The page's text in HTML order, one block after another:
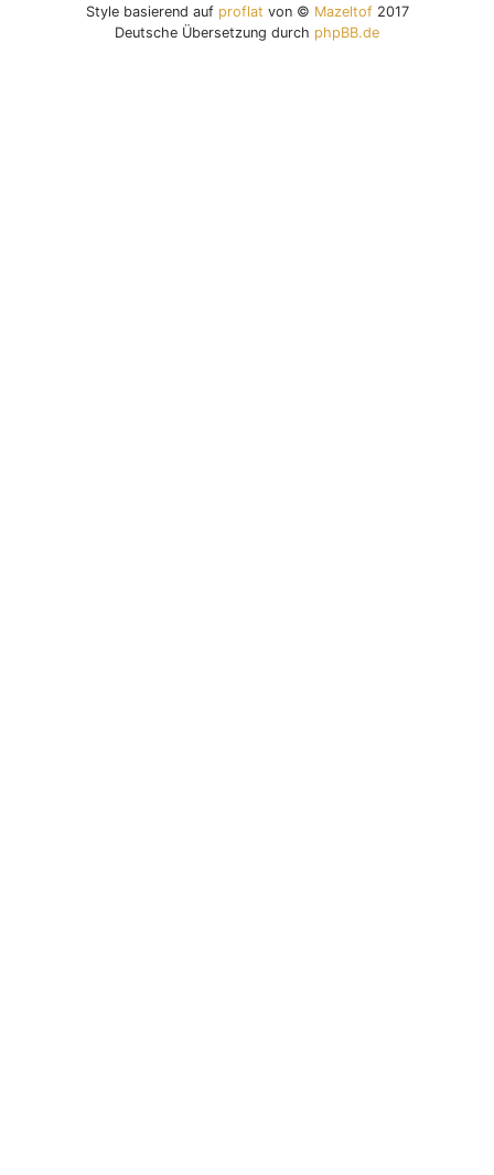
Style basierend auf proflat von © Mazeltof2017
Deutsche Übersetzung durch phpBB.de